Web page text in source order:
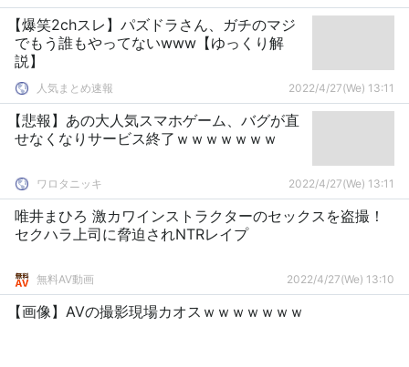
【爆笑2chスレ】パズドラさん、ガチのマジ
でもう誰もやってないwww【ゆっくり解
説】
人気まとめ速報 2022/4/27(We) 13:11
【悲報】あの大人気スマホゲーム、バグが直
せなくなりサービス終了ｗｗｗｗｗｗｗ
ワロタニッキ 2022/4/27(We) 13:11
唯井まひろ 激カワインストラクターのセックスを盗撮！
セクハラ上司に脅迫されNTRレイプ
無料AV動画 2022/4/27(We) 13:10
【画像】AVの撮影現場カオスｗｗｗｗｗｗｗ